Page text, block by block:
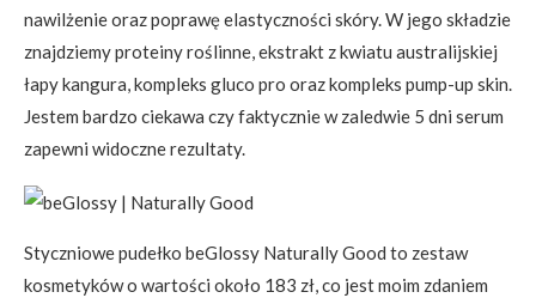
nawilżenie oraz poprawę elastyczności skóry. W jego składzie
znajdziemy proteiny roślinne, ekstrakt z kwiatu australijskiej
łapy kangura, kompleks gluco pro oraz kompleks pump-up skin.
Jestem bardzo ciekawa czy faktycznie w zaledwie 5 dni serum
zapewni widoczne rezultaty.
Styczniowe pudełko beGlossy Naturally Good to zestaw
kosmetyków o wartości około 183 zł, co jest moim zdaniem